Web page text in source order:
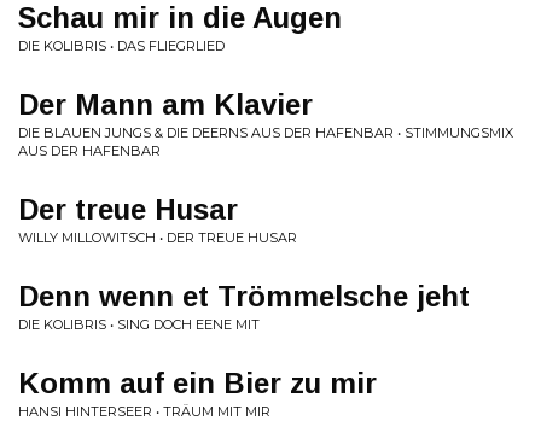
Schau mir in die Augen
DIE KOLIBRIS • DAS FLIEGRLIED
Der Mann am Klavier
DIE BLAUEN JUNGS & DIE DEERNS AUS DER HAFENBAR • STIMMUNGSMIX
AUS DER HAFENBAR
Der treue Husar
WILLY MILLOWITSCH • DER TREUE HUSAR
Denn wenn et Trömmelsche jeht
DIE KOLIBRIS • SING DOCH EENE MIT
Komm auf ein Bier zu mir
HANSI HINTERSEER • TRÄUM MIT MIR